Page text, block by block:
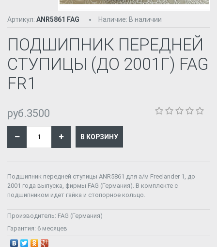
Артикул: ANR5861 FAG Наличие: В наличии
ПОДШИПНИК ПЕРЕДНЕЙ
СТУПИЦЫ (ДО 2001Г) FAG
FR1
руб.3500
Подшипник передней ступицы ANR5861 для а/м Freelander 1, до
2001 года выпуска, фирмы FAG (Германия). В комплекте с
подшипником идет гайка и стопорное кольцо.
Производитель: FAG (Германия)
Гарантия: 6 месяцев